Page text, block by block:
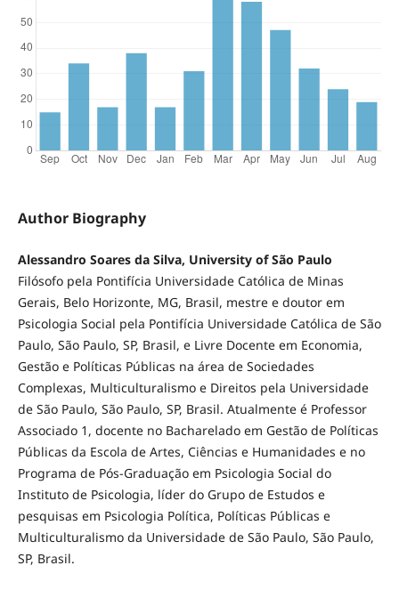
Author Biography
Alessandro Soares da Silva, University of São Paulo
Filósofo pela Pontifícia Universidade Católica de Minas
Gerais, Belo Horizonte, MG, Brasil, mestre e doutor em
Psicologia Social pela Pontifícia Universidade Católica de São
Paulo, São Paulo, SP, Brasil, e Livre Docente em Economia,
Gestão e Políticas Públicas na área de Sociedades
Complexas, Multiculturalismo e Direitos pela Universidade
de São Paulo, São Paulo, SP, Brasil. Atualmente é Professor
Associado 1, docente no Bacharelado em Gestão de Políticas
Públicas da Escola de Artes, Ciências e Humanidades e no
Programa de Pós-Graduação em Psicologia Social do
Instituto de Psicologia, líder do Grupo de Estudos e
pesquisas em Psicologia Política, Políticas Públicas e
Multiculturalismo da Universidade de São Paulo, São Paulo,
SP, Brasil.